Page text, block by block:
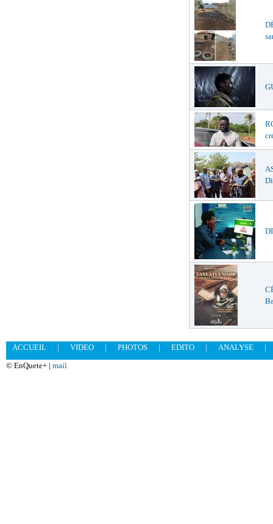
ACCUEIL | VIDEO | PHOTOS | EDITO | ANALYSE
|
© EnQuete+ | mail